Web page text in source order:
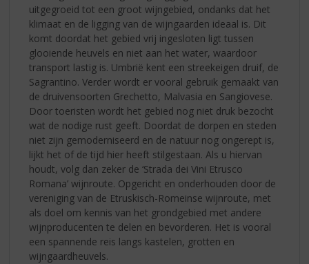
uitgegroeid tot een groot wijngebied, ondanks dat het
klimaat en de ligging van de wijngaarden ideaal is. Dit
komt doordat het gebied vrij ingesloten ligt tussen
glooiende heuvels en niet aan het water, waardoor
transport lastig is. Umbrië kent een streekeigen druif, de
Sagrantino. Verder wordt er vooral gebruik gemaakt van
de druivensoorten Grechetto, Malvasia en Sangiovese.
Door toeristen wordt het gebied nog niet druk bezocht
wat de nodige rust geeft. Doordat de dorpen en steden
niet zijn gemoderniseerd en de natuur nog ongerept is,
lijkt het of de tijd hier heeft stilgestaan. Als u hiervan
houdt, volg dan zeker de ‘Strada dei Vini Etrusco
Romana’ wijnroute. Opgericht en onderhouden door de
vereniging van de Etruskisch-Romeinse wijnroute, met
als doel om kennis van het grondgebied met andere
wijnproducenten te delen en bevorderen. Het is vooral
een spannende reis langs kastelen, grotten en
wijngaardheuvels.